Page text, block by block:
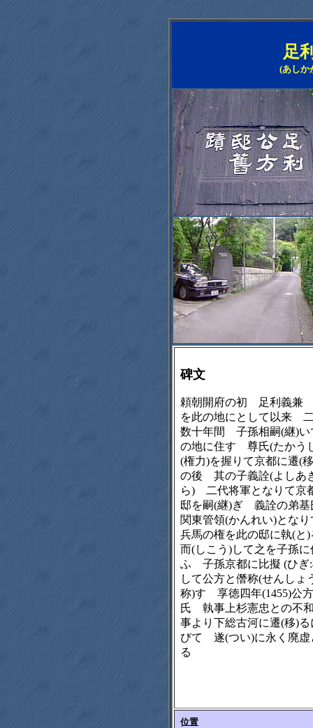
足
(あしか
碑文
頼朝開府の初 足利義兼
を此の地にとして以来
数十年間 子孫相嗣(継)い
の地に住す 尊氏(たかう
(権力)を握りて京都に遷(
の後 其の子義詮(よしあ
ら) 二代将軍となりて京
邸を嗣(継)ぎ 義詮の弟
関東管領(かんれい)とな
兵馬の権を此の邸に執(
而(しこう)して之を子孫に
ふ 子孫京都に比擬 (ひぎ
して公方と僭称(せんしょ
称)す 享徳四年(1455)公
氏 執事上杉憲忠との不
事より下総古河に遷(移)る
びて 遂(つい)に永く廃虚
る
位置